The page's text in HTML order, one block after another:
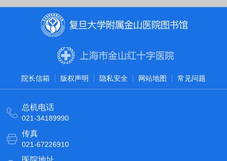
院长信箱 版权声明 隐私安全 网站地图 常见问题
总机电话
021-34189990
传真
021-67226910